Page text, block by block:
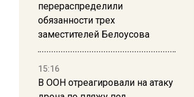
перераспределили
обязанности трех
заместителей Белоусова
15:16
В ООН отреагировали на атаку